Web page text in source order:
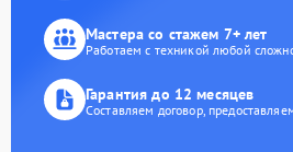
Мастера со стажем 7+ лет
Работаем с техникой любой
Гарантия до 12 месяцев
Составляем договор,